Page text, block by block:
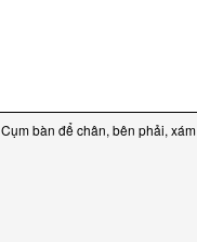
Cụm bàn để chân, bên phải, xám